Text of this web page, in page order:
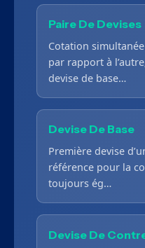
Paire De Devises
Cotation
par rapport à
devise de base…
Devise De Base
Première devise
référence pour la
toujours ég…
Devise De